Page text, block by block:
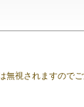
無視されますので